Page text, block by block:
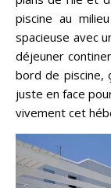
piscine au
spacieuse avec
déjeuner
bord de piscine,
juste en face
vivement cet